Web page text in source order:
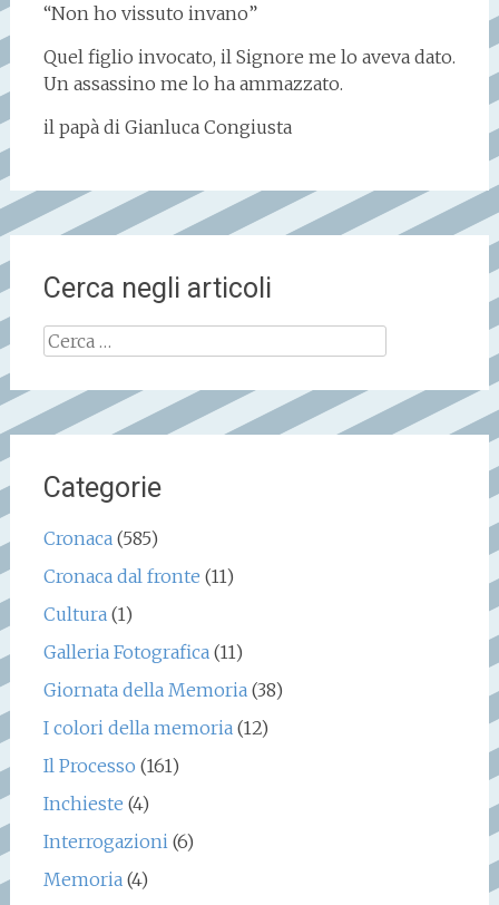
“Non ho vissuto invano”
Quel figlio invocato, il Signore me lo aveva dato.
Un assassino me lo ha ammazzato.
il papà di Gianluca Congiusta
Cerca negli articoli
Ricerca
Categorie
Cronaca(585)
Cronaca dal fronte (11)
Cultura(1)
Galleria Fotografica(11)
Giornata della Memoria(38)
I colori della memoria(12)
Il Processo (161)
Inchieste (4)
Interrogazioni(6)
Memoria(4)